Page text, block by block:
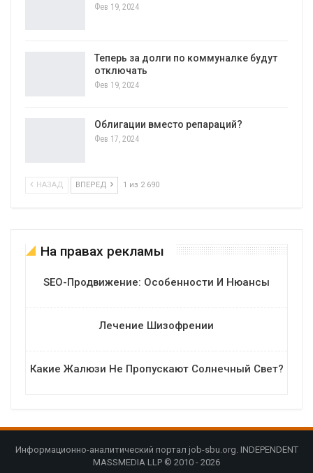
Фев 19, 2024
Теперь за долги по коммуналке будут
отключать
Фев 19, 2024
Облигации вместо репараций?
Фев 17, 2024
НАЗАД ВПЕРЕД 1 из 2 690
На правах рекламы
SEO-Продвижение: Особенности И Нюансы
Лечение Шизофрении
Какие Жалюзи Не Пропускают Солнечный Свет?
Информационно-аналитический портал job-sbu.org. INDEPENDENT
MASSMEDIA LLP © 2010 - 2026